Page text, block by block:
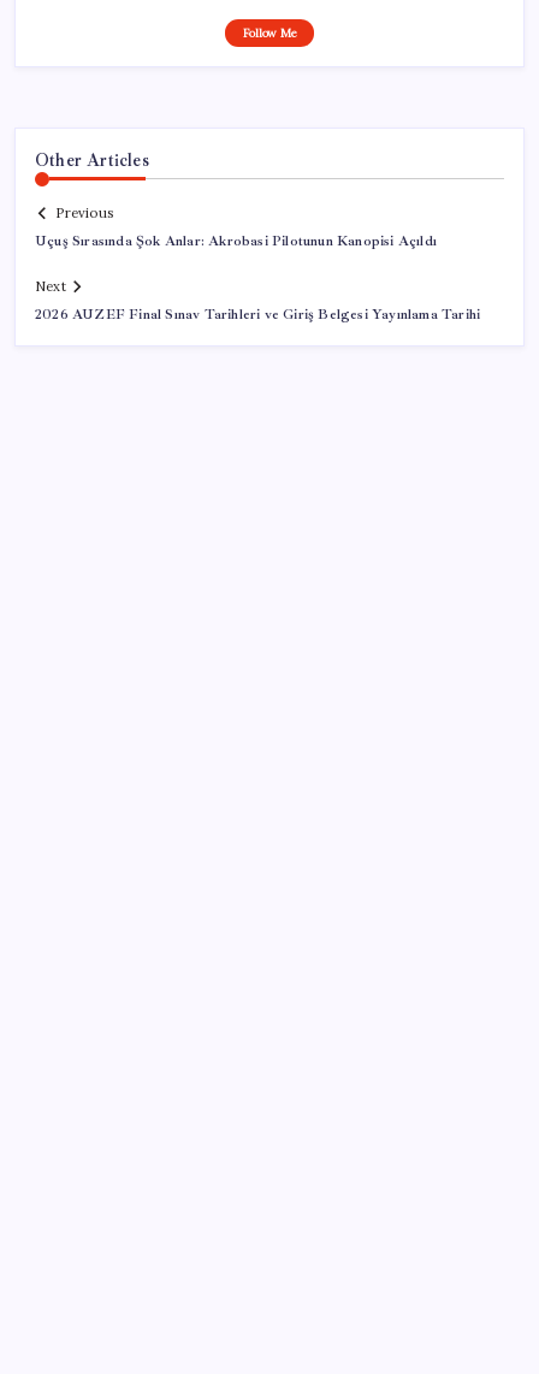
Follow Me
Other Articles
Previous
Uçuş Sırasında Şok Anlar: Akrobasi Pilotunun Kanopisi Açıldı
Next
2026 AUZEF Final Sınav Tarihleri ve Giriş Belgesi Yayınlama Tarihi